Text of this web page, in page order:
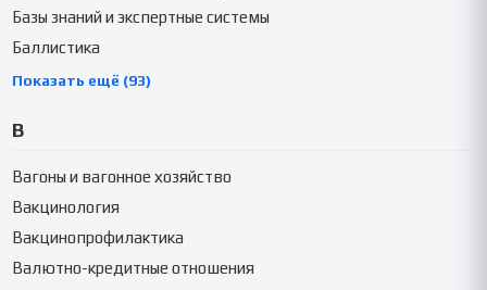
Базы знаний и экспертные системы
Баллистика
Показать ещё (93)
В
Вагоны и вагонное хозяйство
Вакцинология
Вакцинопрофилактика
Валютно-кредитные отношения